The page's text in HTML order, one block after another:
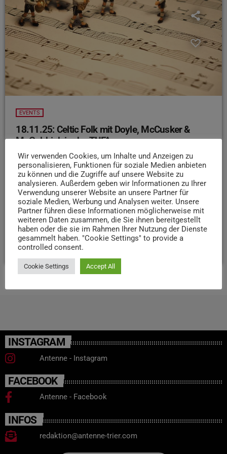
EVENTS
18.11.25: Celtic Folk mit Doyle, McCusker &
McGoldrick in der TUFA
Drei Koryphäen des keltischen Folk kommen heute Abend
zu uns in die TUFA
John Doyle, John McCusker und
Mike McGoldrick – preisgekrönte Musiker, die schon mit
Bob Dylan, Mark Knopfler und Joan Baez auf der Bühne
standen. Euch erwartet virtuose Musik und eine magische
Atmosphäre. Das Konzert startet um 20 Uhr, Einlass ist
ab 19:30 Uhr in der TUFA.
today 18. NOVEMBER 2025
INSTAGRAM
Antenne - Instagram
FACEBOOK
Antenne - Facebook
INFOS
redaktion@antenne-trier.com
Wir verwenden Cookies, um Inhalte und Anzeigen zu
personalisieren, Funktionen für soziale Medien anbieten
zu können und die Zugriffe auf unsere Website zu
analysieren. Außerdem geben wir Informationen zu Ihrer
Verwendung unserer Website an unsere Partner für
soziale Medien, Werbung und Analysen weiter. Unsere
Partner führen diese Informationen möglicherweise mit
weiteren Daten zusammen, die Sie ihnen bereitgestellt
haben oder die sie im Rahmen Ihrer Nutzung der Dienste
gesammelt haben. "Cookie Settings" to provide a
controlled consent.
Cookie Settings Accept All